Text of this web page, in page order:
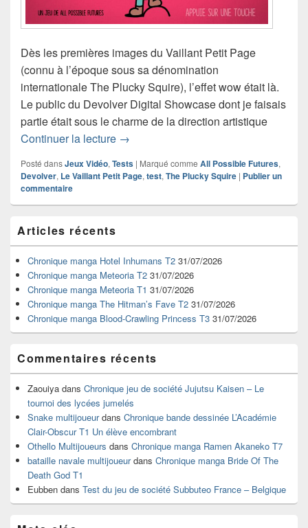
Dès les premières images du Vaillant Petit Page
(connu à l’époque sous sa dénomination
internationale The Plucky Squire), l’effet wow était là.
Le public du Devolver Digital Showcase dont je faisais
partie était sous le charme de la direction artistique
Continuer la lecture Test du Vaillant Petit Page (The
→
Posté dansJeux Vidéo, Tests | Marqué comme All Possible Futures,
Devolver, Le Vaillant Petit Page, test, The Plucky Squire | Publier un
commentaire
principale
de
widget
pour
barre
latérale
Articles récents
Chronique manga Hotel Inhumans T2 31/07/2026
Chronique manga Meteoria T2 31/07/2026
Chronique manga Meteoria T1 31/07/2026
Chronique manga The Hitman’s Fave T2 31/07/2026
Chronique manga Blood-Crawling Princess T3 31/07/2026
Commentaires récents
Zaouiya dans Chronique jeu de société Jujutsu Kaisen – Le
tournoi des lycées jumelés
Snake multijoueurdans Chronique bande dessinée L’Académie
Clair-Obscur T1 Un élève encombrant
Othello Multijoueurs dans Chronique manga Ramen Akaneko T7
bataille navale multijoueurdans Chronique manga Bride Of The
Death God T1
Eubben dans Test du jeu de société Subbuteo France – Belgique